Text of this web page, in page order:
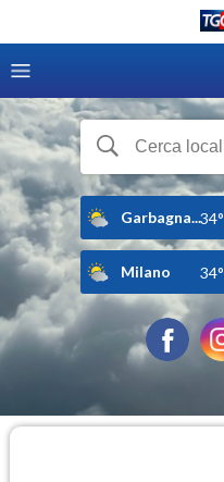
Garbagna...34°
Milano 34°